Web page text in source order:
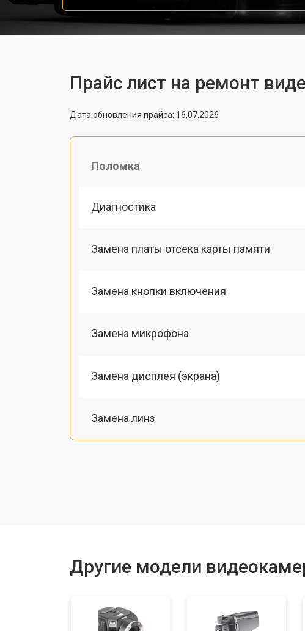
Прайс лист на ремонт
Дата обновления прайса: 16.07.2026
Поломка
Диагностика
Замена платы отсека карты памяти
Замена кнопки включения
Замена микрофона
Замена дисплея (экрана)
Замена линз
Другие модели